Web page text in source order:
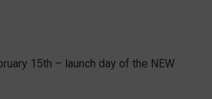
15th – launch day of the NEW